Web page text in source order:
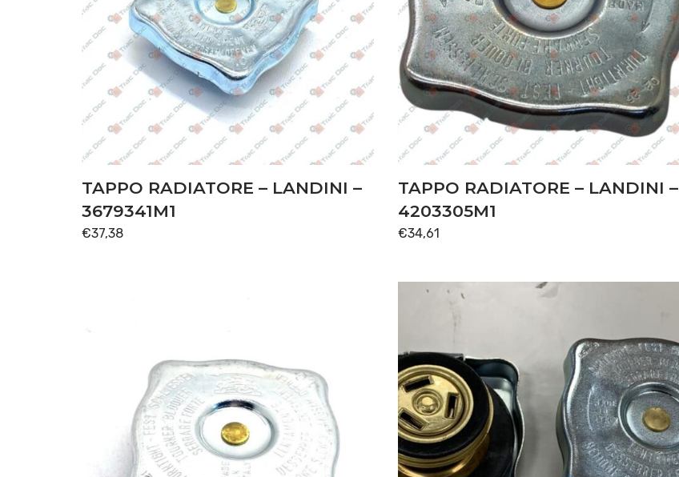
TAPPO RADIATORE – LANDINI –
3679341M1
€37,38
TAPPO RADIATORE – LANDINI –
4203305M1
€34,61